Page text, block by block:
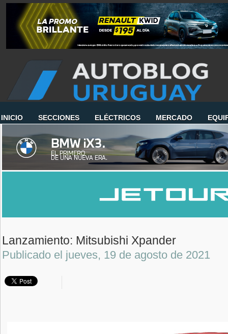
INICIO SECCIONES ELÉCTRICOS MERCADO
Lanzamiento: Mitsubishi Xpander
Publicado el jueves, 19 de agosto de 2021